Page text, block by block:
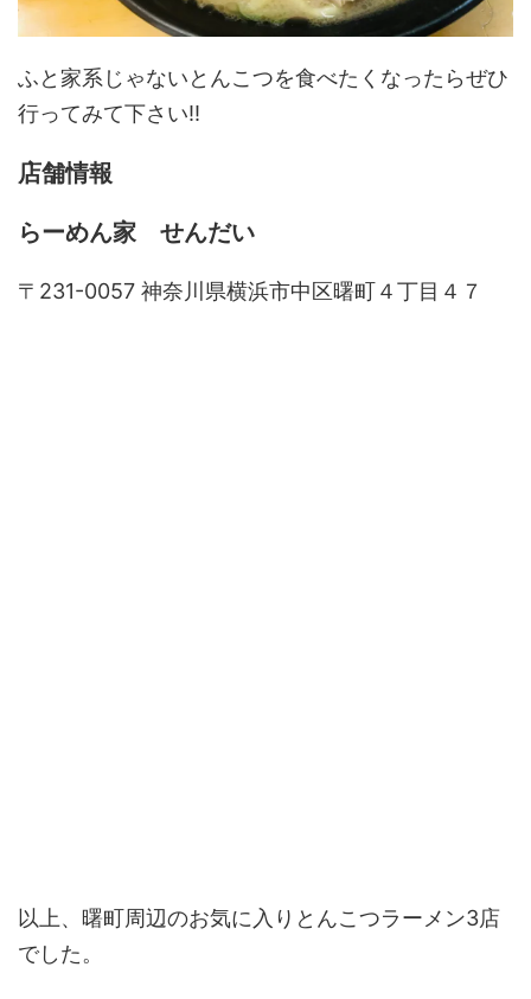
ふと家系じゃないとんこつを食べたくなったらぜひ
行ってみて下さい!!
店舗情報
らーめん家 せんだい
〒231-0057 神奈川県横浜市中区曙町４丁目４７
以上、曙町周辺のお気に入りとんこつラーメン3店
でした。